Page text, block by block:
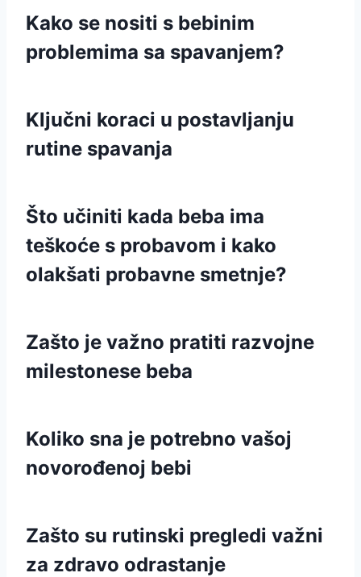
Kako se nositi s bebinim
problemima sa spavanjem?
Ključni koraci u postavljanju
rutine spavanja
Što učiniti kada beba ima
teškoće s probavom i kako
olakšati probavne smetnje?
Zašto je važno pratiti razvojne
milestonese beba
Koliko sna je potrebno vašoj
novorođenoj bebi
Zašto su rutinski pregledi važni
za zdravo odrastanje